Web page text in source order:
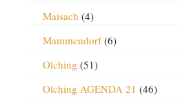
Maisach (4)
Mammendorf(6)
Olching (51)
Olching AGENDA 21 (46)